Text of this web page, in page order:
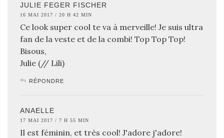
JULIE FEGER FISCHER
16 MAI 2017 / 20 H 42 MIN
Ce look super cool te va à merveille! Je suis ultra
fan de la veste et de la combi! Top Top Top!
Bisous,
Julie (// Lili)
RÉPONDRE
ANAELLE
17 MAI 2017 / 7 H 55 MIN
Il est féminin, et très cool! J'adore j'adore!